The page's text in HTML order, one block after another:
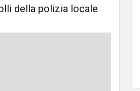
della polizia locale